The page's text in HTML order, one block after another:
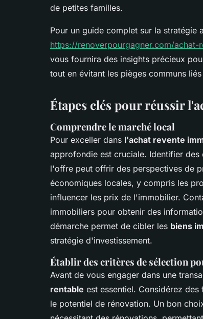
de petites familles.
Pour un guide complet sur la stratégie
https://renoverpourgagner.com/
vous fournira des insights précieux
tout en évitant les pièges communs
Étapes clés pour réussir
Comprendre le marché local
Pour exceller dans l'achat revente
approfondie est cruciale. Identifier des
l'offre peut offrir des perspectives de
économiques locales, y compris les
influencer les prix de l'immobilier.
immobiliers pour obtenir des
démarche permet de cibler les biens
stratégie d'investissement.
Établir des critères de sélection
Avant de vous engager dans une
rentable est essentiel. Considérez des
le potentiel de rénovation. Un bon